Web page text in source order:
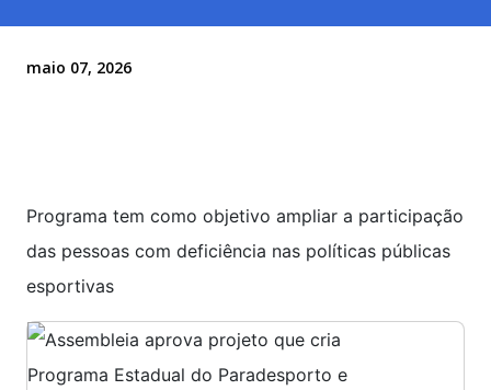
maio 07, 2026
Programa tem como objetivo ampliar a participação
das pessoas com deficiência nas políticas públicas
esportivas